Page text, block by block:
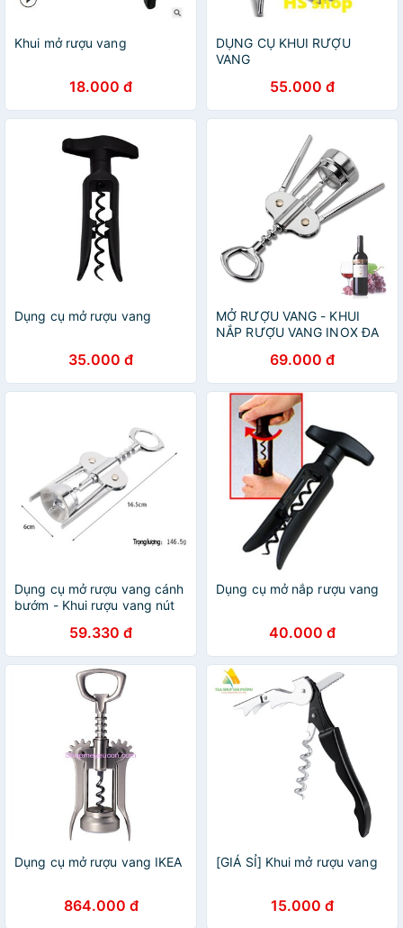
Khui mở rượu vang
18.000 đ
DỤNG CỤ KHUI RƯỢU
VANG
55.000 đ
Dụng cụ mở rượu vang
35.000 đ
MỞ RƯỢU VANG - KHUI
NẮP RƯỢU VANG INOX ĐA
69.000 đ
Dụng cụ mở rượu vang cánh
bướm - Khui rượu vang nút
59.330 đ
Dụng cụ mở nắp rượu vang
40.000 đ
Dụng cụ mở rượu vang IKEA
864.000 đ
[GIÁ SỈ] Khui mở rượu vang
15.000 đ